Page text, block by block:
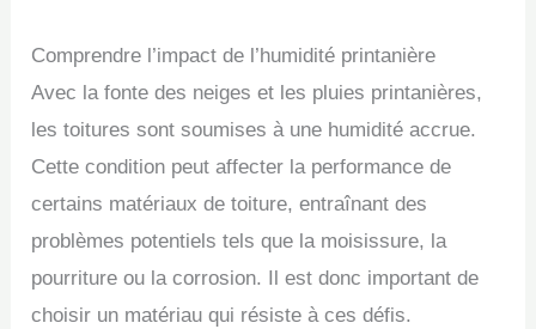
Comprendre l’impact de l’humidité printanière
Avec la fonte des neiges et les pluies printanières,
les toitures sont soumises à une humidité accrue.
Cette condition peut affecter la performance de
certains matériaux de toiture, entraînant des
problèmes potentiels tels que la moisissure, la
pourriture ou la corrosion. Il est donc important de
choisir un matériau qui résiste à ces défis.